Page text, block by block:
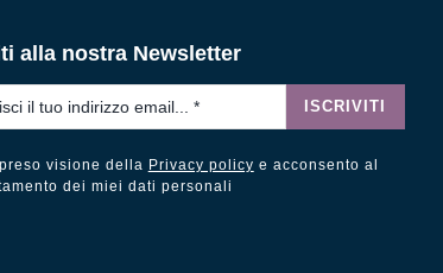
alla nostra Newsletter
ISCRIVITI
visione della Privacy policy e acconsento al
dei miei dati personali